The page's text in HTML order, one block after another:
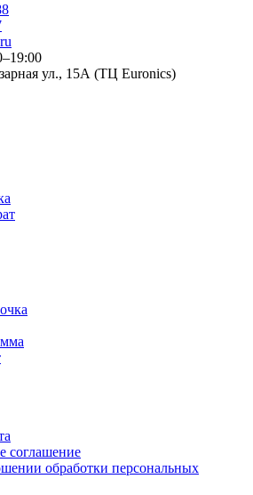
ул., 15А (ТЦ Euronics)
соглашение
обработки персональных